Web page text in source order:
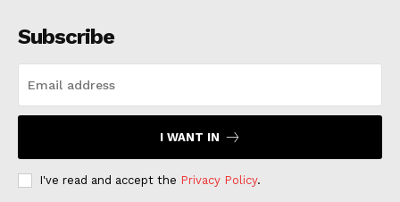
Subscribe
I WANT IN
I've read and accept the Privacy Policy.